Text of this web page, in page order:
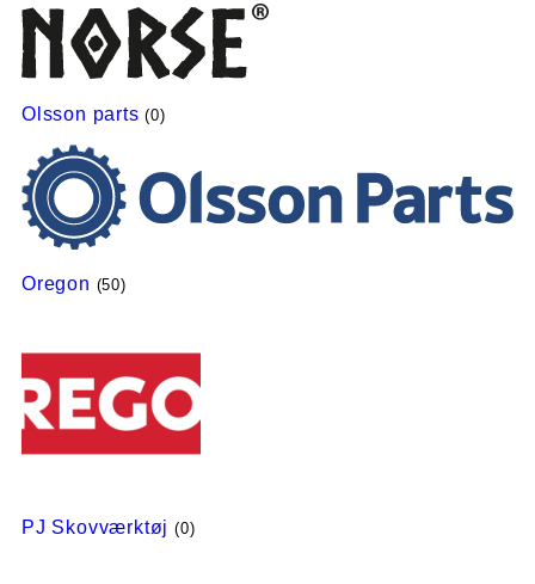
Olsson parts(0)
Oregon (50)
PJ Skovværktøj (0)